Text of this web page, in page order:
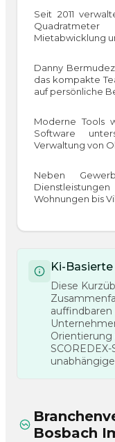
Seit 2011
Mietabwicklung
Danny
das kompakte
auf persönliche
Moderne Tools
Software
Verwaltung von
Neben
Wohnungen bis
Ki-
Diese
Bosbach